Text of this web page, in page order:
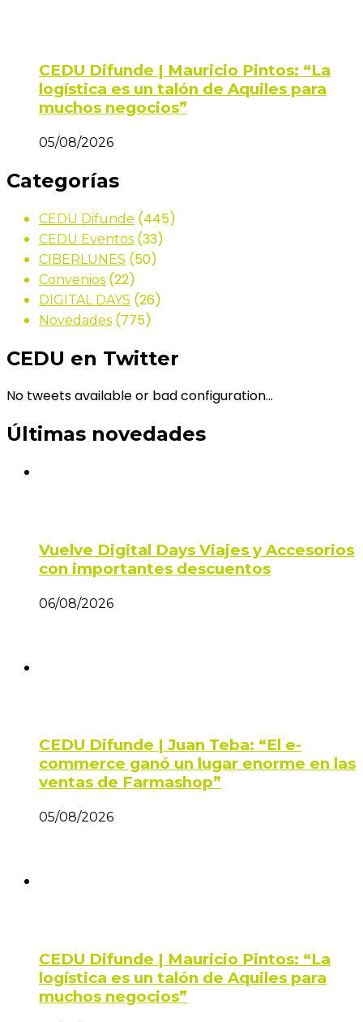
CEDU Difunde | Mauricio Pintos: “La
logística es un talón de Aquiles para
muchos negocios”
05/08/2026
Categorías
CEDU Difunde (445)
CEDU Eventos (33)
CIBERLUNES (50)
Convenios (22)
DIGITAL DAYS (26)
Novedades (775)
CEDU en Twitter
No tweets available or bad configuration...
Últimas novedades
Vuelve Digital Days Viajes y Accesorios
con importantes descuentos
06/08/2026
CEDU Difunde | Juan Teba: “El e-
commerce ganó un lugar enorme en las
ventas de Farmashop”
05/08/2026
CEDU Difunde | Mauricio Pintos: “La
logística es un talón de Aquiles para
muchos negocios”